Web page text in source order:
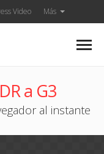
Video Más
a G3
al instante